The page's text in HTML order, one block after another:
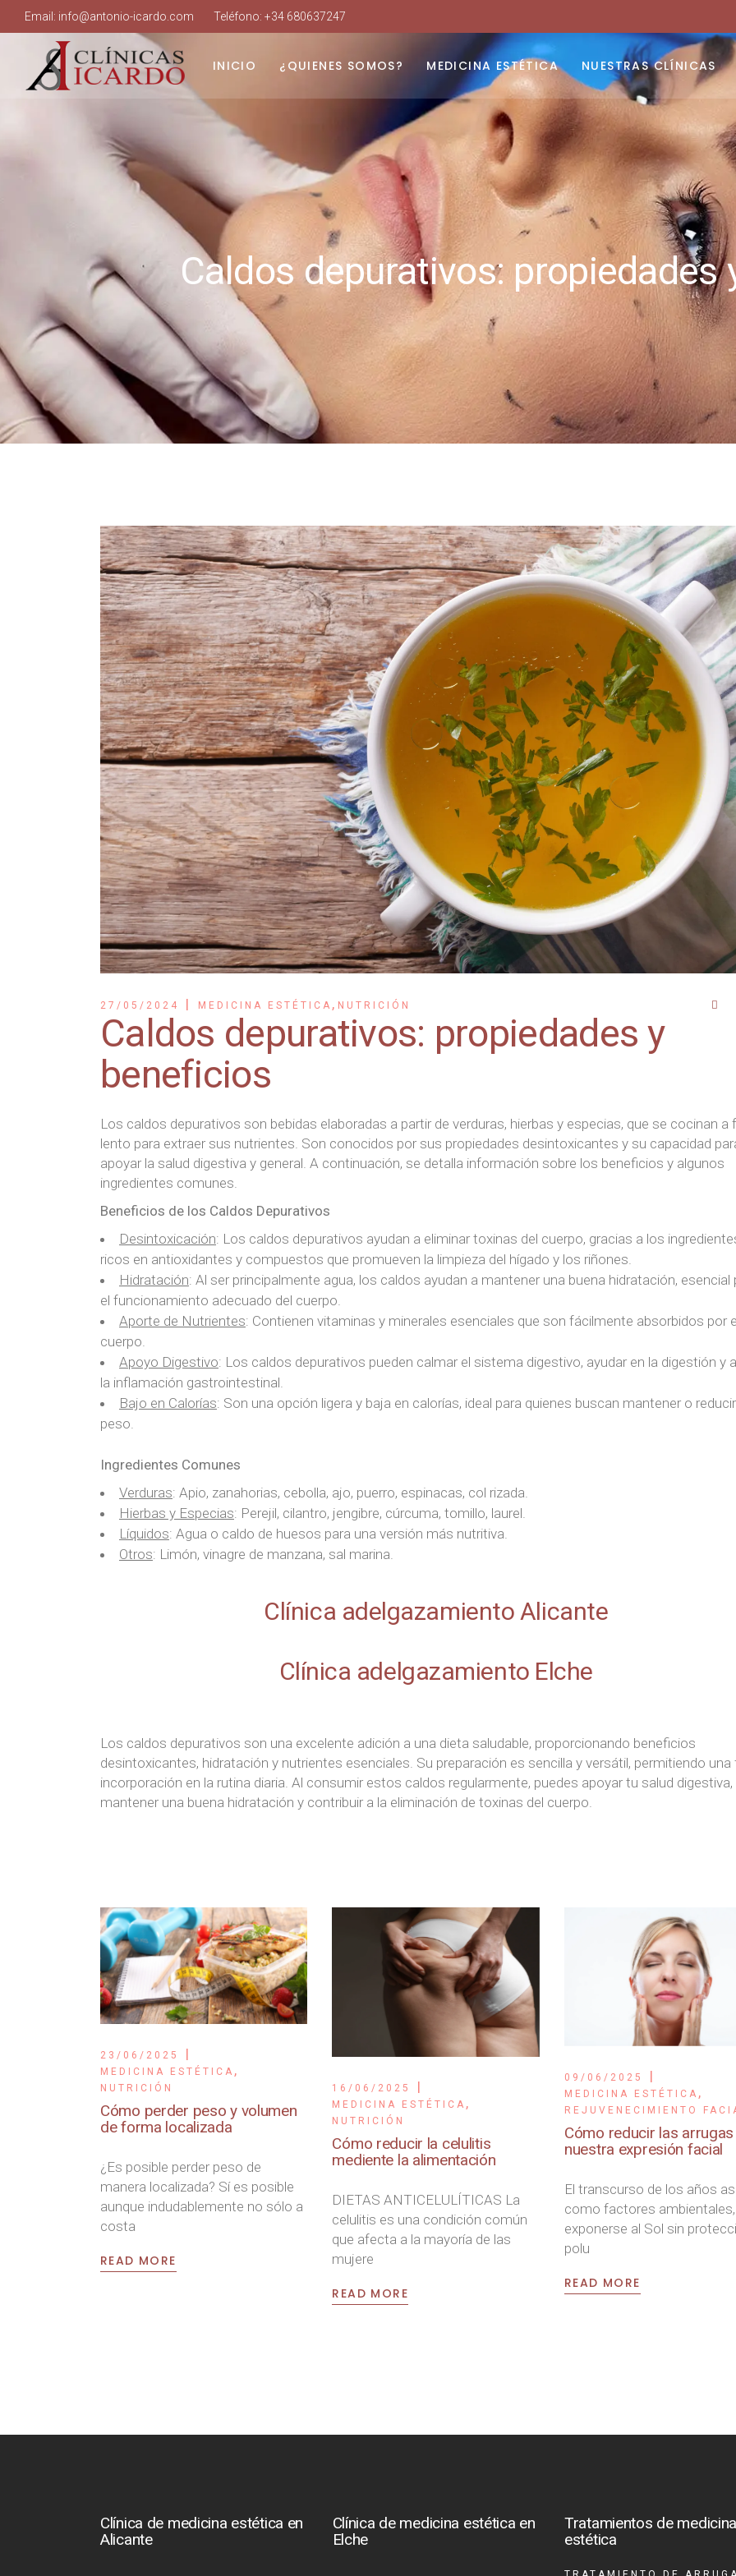
Email: info@antonio-icardo.com Teléfono: +34 680637247
INICIO ¿QUIENES SOMOS? MEDICINA ESTÉTICA
Tratamiento de arrugas
Tratamiento de varices
Depilación Láser
Rejuvenecimiento facial
Tratamiento de celulitis
Clínica de adelgazamiento
Nutrición y dietética
NUESTRAS CLÍNICAS
Tratamiento de varices
Depilación Láser
Rejuvenecimiento facial
Tratamiento de celulitis
Clínica de adelgazamiento
Nutrición y dietética
Caldos depurativos: propiedades
27/05/2024 MEDICINA ESTÉTICA , NUTRICIÓN
Caldos depurativos: propiedades y
beneficios
Los caldos depurativos son bebidas elaboradas a partir de verduras, hierbas y especias, que se cocinan a
lento para extraer sus nutrientes. Son conocidos por sus propiedades desintoxicantes y su capacidad
apoyar la salud digestiva y general. A continuación, se detalla información sobre los beneficios y algunos
ingredientes comunes.
Beneficios de los Caldos Depurativos
Desintoxicación: Los caldos depurativos ayudan a eliminar toxinas del cuerpo, gracias a los
ricos en antioxidantes y compuestos que promueven la limpieza del hígado y los riñones.
Hidratación: Al ser principalmente agua, los caldos ayudan a mantener una buena hidratación, esencial
el funcionamiento adecuado del cuerpo.
Aporte de Nutrientes: Contienen vitaminas y minerales esenciales que son fácilmente absorbidos por
cuerpo.
Apoyo Digestivo: Los caldos depurativos pueden calmar el sistema digestivo, ayudar en la digestión y
la inflamación gastrointestinal.
Bajo en Calorías: Son una opción ligera y baja en calorías, ideal para quienes buscan mantener o
peso.
Ingredientes Comunes
Verduras: Apio, zanahorias, cebolla, ajo, puerro, espinacas, col rizada.
Hierbas y Especias: Perejil, cilantro, jengibre, cúrcuma, tomillo, laurel.
Líquidos: Agua o caldo de huesos para una versión más nutritiva.
Otros: Limón, vinagre de manzana, sal marina.
Clínica adelgazamiento Alicante
Clínica adelgazamiento Elche
Los caldos depurativos son una excelente adición a una dieta saludable, proporcionando beneficios
desintoxicantes, hidratación y nutrientes esenciales. Su preparación es sencilla y versátil, permitiendo una
incorporación en la rutina diaria. Al consumir estos caldos regularmente, puedes apoyar tu salud digestiva,
mantener una buena hidratación y contribuir a la eliminación de toxinas del cuerpo.
23/06/2025
MEDICINA ESTÉTICA ,
NUTRICIÓN
Cómo perder peso y volumen
de forma localizada
¿Es posible perder peso de
manera localizada? Sí es posible
aunque indudablemente no sólo a
costa
READ MORE
16/06/2025
MEDICINA ESTÉTICA ,
NUTRICIÓN
Cómo reducir la celulitis
mediente la alimentación
DIETAS ANTICELULÍTICAS La
celulitis es una condición común
que afecta a la mayoría de las
mujere
READ MORE
09/06/2025
MEDICINA ESTÉTICA ,
REJUVENECIMIENTO
Cómo reducir las
nuestra expresión facial
El transcurso de los años
como factores ambientales,
exponerse al Sol sin
polu
READ MORE
Clínica de medicina estética en
Alicante
Clínica de medicina estética en
Elche
Tratamientos de
estética